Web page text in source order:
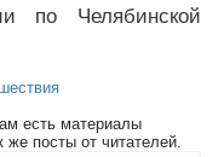
по Челябинской
есть материалы
посты от читателей.